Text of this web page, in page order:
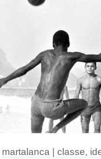
martalanca classe,